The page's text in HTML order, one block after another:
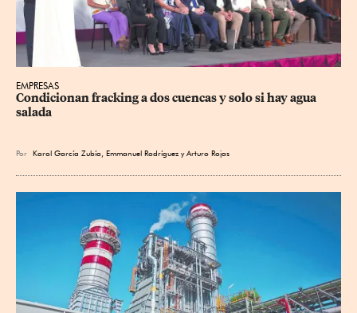
EMPRESAS
Condicionan fracking a dos cuencas y solo si hay agua
salada
Por Karol García Zubía, Emmanuel Rodríguez yArturo Rojas